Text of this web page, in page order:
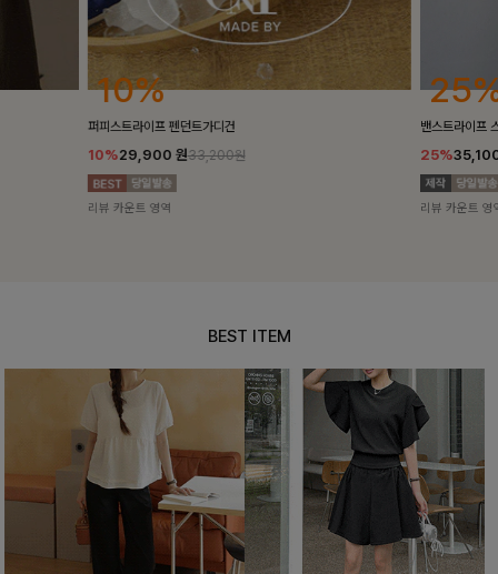
25%
밴스트라이프 스트링원피스
25%35,100 원46,800원
리뷰 카운트 영역
10%
[5천장돌파/
10%
리뷰 카운트 영
BEST ITEM